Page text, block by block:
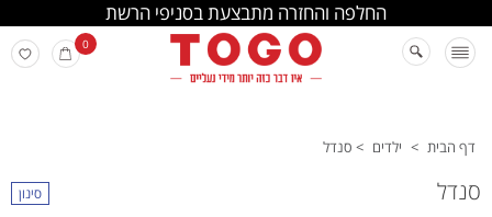
החלפה והחזרה מתבצעת בסניפי הרשת
0
דף הבית > ילדים > סנדל
סנדל סינון